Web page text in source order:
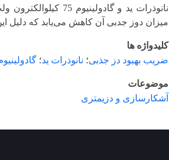
میزان دوز جدبی آن کاهش می‌یابد که دلیل
کلیدواژه ها
ضریب بهبود دز جذبی؛ نانوذرات ید؛
موضوعات
آشکارسازی و دزیمتری